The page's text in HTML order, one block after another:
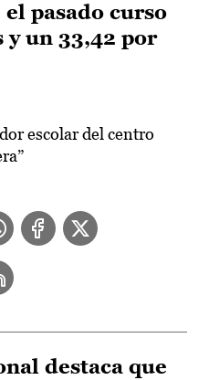
pasado curso
y un 33,42 por
escolar del centro
destaca que